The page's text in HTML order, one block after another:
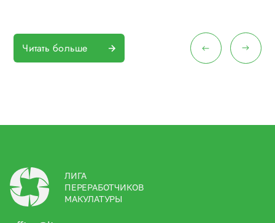
Читать больше
ЛИГА
ПЕРЕРАБОТЧИКОВ
МАКУЛАТУРЫ